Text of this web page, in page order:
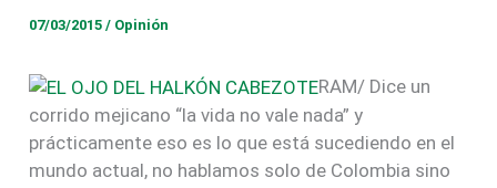
07/03/2015/ Opinión
RAM/ Dice un
corrido mejicano “la vida no vale nada” y
prácticamente eso es lo que está sucediendo en el
mundo actual, no hablamos solo de Colombia sino